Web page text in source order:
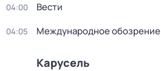
04:00 Вести
04:05 Международное обозрение
Карусель